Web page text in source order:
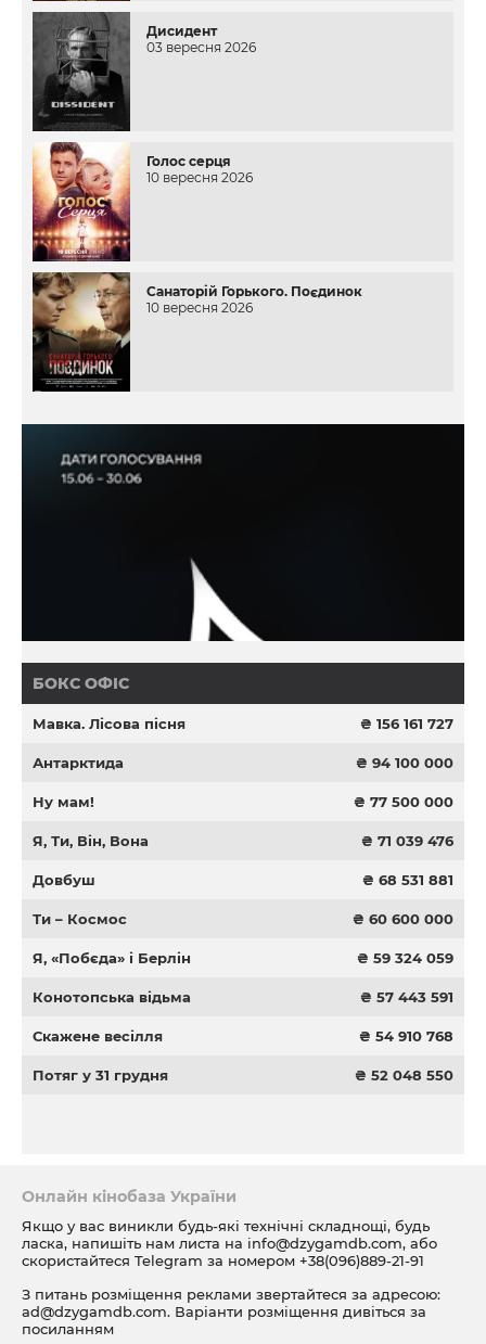
Дисидент
03 вересня 2026
Голос серця
10 вересня 2026
Санаторій Горького. Поєдинок
10 вересня 2026
БОКС ОФІС
Мавка. Лісова пісня ₴ 156 161 727
Антарктида ₴ 94 100 000
Ну мам! ₴ 77 500 000
Я, Ти, Він, Вона ₴ 71 039 476
Довбуш ₴ 68 531 881
Ти – Космос ₴ 60 600 000
Я, «Побєда» і Берлін ₴ 59 324 059
Конотопська відьма ₴ 57 443 591
Скажене весілля ₴ 54 910 768
Потяг у 31 грудня ₴ 52 048 550
Онлайн кінобаза України
Якщо у вас виникли будь-які технічні складнощі, будь
ласка, напишіть нам листа на info@dzygamdb.com, або
скористайтеся Telegram за номером +38(096)889-21-91
З питань розміщення реклами звертайтеся за адресою:
ad@dzygamdb.com. Варіанти розміщення дивіться за
посиланням